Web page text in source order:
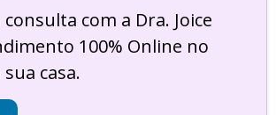
com a Dra. Joice
100% Online no
casa.